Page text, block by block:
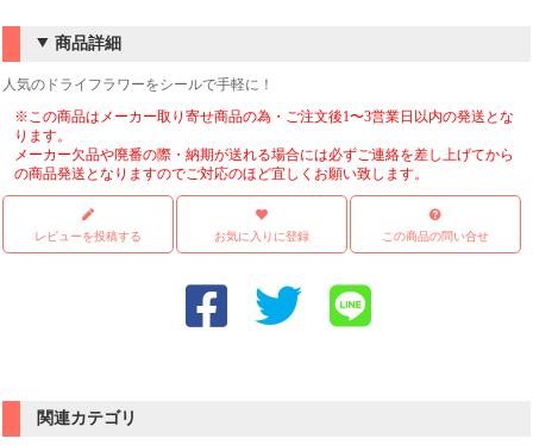
商品詳細
人気のドライフラワーをシールで手軽に！
※この商品はメーカー取り寄せ商品の為・ご注文後1〜3営業日以内の発送とな
ります。
メーカー欠品や廃番の際・納期が送れる場合には必ずご連絡を差し上げてから
の商品発送となりますのでご対応のほど宜しくお願い致します。
レビューを投稿する お気に入りに登録 この商品の問い合せ
関連カテゴリ